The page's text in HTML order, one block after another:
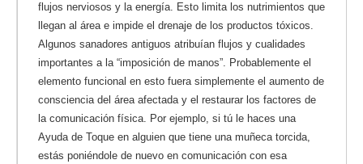
flujos nerviosos y la energía. Esto limita los nutrimientos que
llegan al área e impide el drenaje de los productos tóxicos.
Algunos sanadores antiguos atribuían flujos y cualidades
importantes a la “imposición de manos”. Probablemente el
elemento funcional en esto fuera simplemente el aumento de
consciencia del área afectada y el restaurar los factores de
la comunicación física. Por ejemplo, si tú le haces una
Ayuda de Toque en alguien que tiene una muñeca torcida,
estás poniéndole de nuevo en comunicación con esa